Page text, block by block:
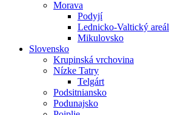
Morava
Podyjí
Lednicko-Valtický areál
Mikulovsko
Slovensko
Krupinská vrchovina
Nízke Tatry
Telgárt
Podsitniansko
Podunajsko